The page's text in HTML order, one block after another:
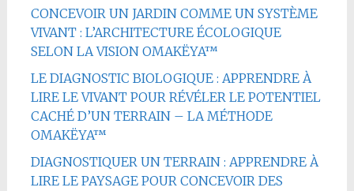
CONCEVOIR UN JARDIN COMME UN SYSTÈME
VIVANT : L’ARCHITECTURE ÉCOLOGIQUE
SELON LA VISION OMAKËYA™
LE DIAGNOSTIC BIOLOGIQUE : APPRENDRE À
LIRE LE VIVANT POUR RÉVÉLER LE POTENTIEL
CACHÉ D’UN TERRAIN – LA MÉTHODE
OMAKËYA™
DIAGNOSTIQUER UN TERRAIN : APPRENDRE À
LIRE LE PAYSAGE POUR CONCEVOIR DES